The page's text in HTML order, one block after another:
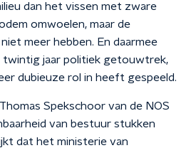
dan het vissen met zware
omwoelen, maar de
meer hebben. En daarmee
twintig jaar politiek getouwtrek,
dubieuze rol in heeft gespeeld.
Spekschoor van de NOS
van bestuur stukken
dat het ministerie van